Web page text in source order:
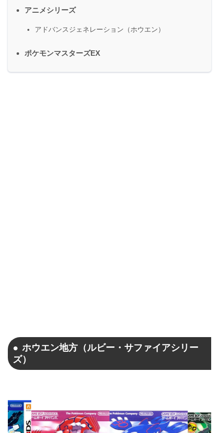
アニメシリーズ
アドバンスジェネレーション（ホウエン）
ポケモンマスターズEX
ホウエン地方（ルビー・サファイアシリー
ズ）